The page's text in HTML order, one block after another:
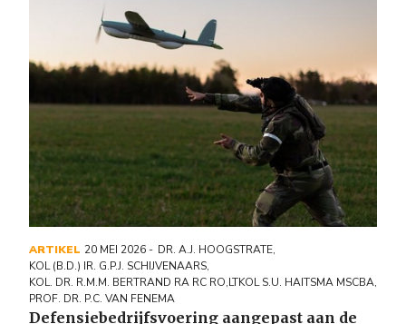
ARTIKEL 20 MEI 2026 DR. A.J. HOOGSTRATE,
KOL (B.D.) IR. G.P.J. SCHIJVENAARS,
KOL. DR. R.M.M. BERTRAND RA RC RO,LTKOL S.U. HAITSMA MSCBA,
PROF. DR. P.C. VAN FENEMA
Defensiebedrijfsvoering aangepast aan de